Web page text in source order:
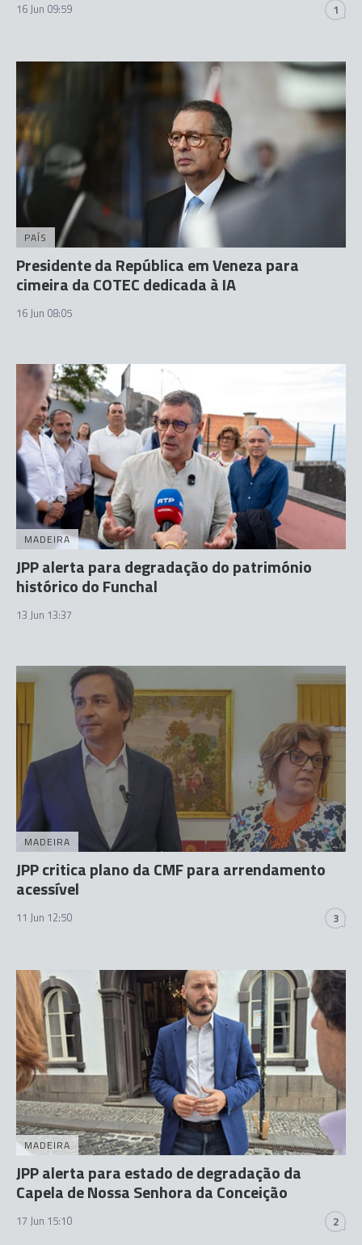
16 Jun 09:59 1
PAÍS
Presidente da República em Veneza para
cimeira da COTEC dedicada à IA
16 Jun 08:05
MADEIRA
JPP alerta para degradação do património
histórico do Funchal
13 Jun 13:37
MADEIRA
JPP critica plano da CMF para arrendamento
acessível
11 Jun 12:50 3
MADEIRA
JPP alerta para estado de degradação da
Capela de Nossa Senhora da Conceição
17 Jun 15:10 2